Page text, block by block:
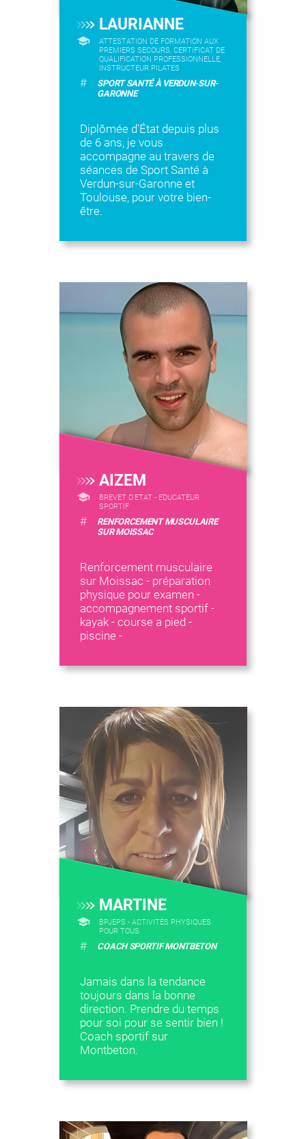
LAURIANNE
ATTESTATION DE FORMATION AUX
PREMIERS SECOURS, CERTIFICAT DE
QUALIFICATION PROFESSIONNELLE,
INSTRUCTEUR PILATES
#
SPORT SANTÉ À VERDUN-SUR-
GARONNE
Diplômée d'État depuis plus
de 6 ans, je vous
accompagne au travers de
séances de Sport Santé à
Verdun-sur-Garonne et
Toulouse, pour votre bien-
être.
AIZEM
BREVET D'ETAT - EDUCATEUR
SPORTIF
#
RENFORCEMENT MUSCULAIRE
SUR MOISSAC
Renforcement musculaire
sur Moissac - préparation
physique pour examen -
accompagnement sportif -
kayak - course a pied -
piscine -
MARTINE
BPJEPS - ACTIVITÉS PHYSIQUES
POUR TOUS
# COACH SPORTIF MONTBETON
Jamais dans la tendance
toujours dans la bonne
direction. Prendre du temps
pour soi pour se sentir bien !
Coach sportif sur
Montbeton.